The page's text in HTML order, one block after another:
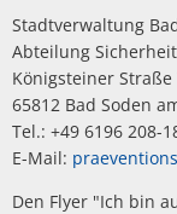
Stadtverwaltung
Abteilung
Königsteiner Straße
65812 Bad Soden
Tel.: +49 6196 208-
E-Mail:
Den Flyer "Ich bin